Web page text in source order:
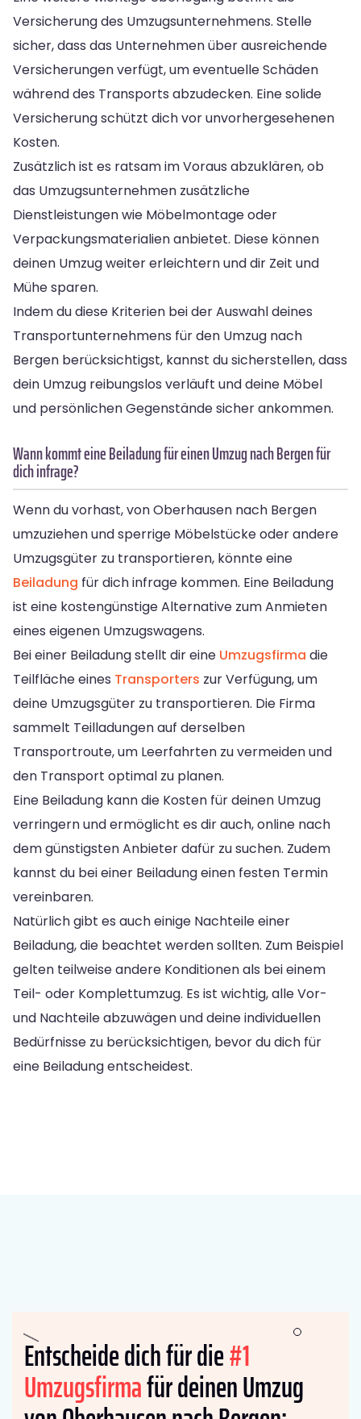
Versicherung des Umzugsunternehmens. Stelle
sicher, dass das Unternehmen über ausreichende
Versicherungen verfügt, um eventuelle Schäden
während des Transports abzudecken. Eine solide
Versicherung schützt dich vor unvorhergesehenen
Kosten.
Zusätzlich ist es ratsam im Voraus abzuklären, ob
das Umzugsunternehmen zusätzliche
Dienstleistungen wie Möbelmontage oder
Verpackungsmaterialien anbietet. Diese können
deinen Umzug weiter erleichtern und dir Zeit und
Mühe sparen.
Indem du diese Kriterien bei der Auswahl deines
Transportunternehmens für den Umzug nach
Bergen berücksichtigst, kannst du sicherstellen, dass
dein Umzug reibungslos verläuft und deine Möbel
und persönlichen Gegenstände sicher ankommen.
Wann kommt eine Beiladung für einen Umzug nach Bergen für
dich infrage?
Wenn du vorhast, von Oberhausen nach Bergen
umzuziehen und sperrige Möbelstücke oder andere
Umzugsgüter zu transportieren, könnte eine
Beiladung für dich infrage kommen. Eine Beiladung
ist eine kostengünstige Alternative zum Anmieten
eines eigenen Umzugswagens.
Bei einer Beiladung stellt dir eine Umzugsfirma die
Teilfläche eines Transporters zur Verfügung, um
deine Umzugsgüter zu transportieren. Die Firma
sammelt Teilladungen auf derselben
Transportroute, um Leerfahrten zu vermeiden und
den Transport optimal zu planen.
Eine Beiladung kann die Kosten für deinen Umzug
verringern und ermöglicht es dir auch, online nach
dem günstigsten Anbieter dafür zu suchen. Zudem
kannst du bei einer Beiladung einen festen Termin
vereinbaren.
Natürlich gibt es auch einige Nachteile einer
Beiladung, die beachtet werden sollten. Zum Beispiel
gelten teilweise andere Konditionen als bei einem
Teil- oder Komplettumzug. Es ist wichtig, alle Vor-
und Nachteile abzuwägen und deine individuellen
Bedürfnisse zu berücksichtigen, bevor du dich für
eine Beiladung entscheidest.
Entscheide dich für die#1
Umzugsfirmafür deinen Umzug